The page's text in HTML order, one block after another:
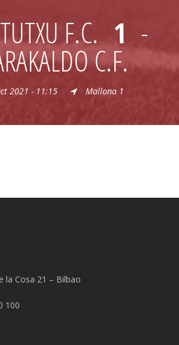
F.C. 1 -
C.F.
2021 - 11:15 Mallona 1
la Cosa 21 – Bilbao
100